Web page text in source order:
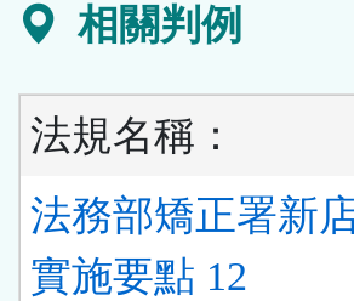
相關判例
法規名稱：
法務部矯正署新
實施要點 12